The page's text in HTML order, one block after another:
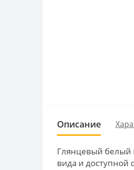
Описание
Глянцевый белый
вида и доступной